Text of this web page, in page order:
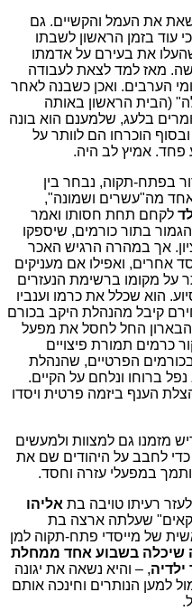
את העמל והקשיים. גם
עוד בזמן הראשון לשבתו
את בעירם על אדמתו
מאז למד לצאת לעבודה
הערבים. ואכן כשבנה לאחר
(הבית הראשון באותה
בלעג, שלמענם הוא בונה
הוכרחו הם לוותר על
פחד. אמיץ לב היה.
בפתח-תקוה, נבחר בין
אחד מה"עשרים ושמונה",
לקחם תחת חסותו ואמר
בתור כורמים, שיספקו
אך במהרה הרגיש האכר
אחרים, ואפילו אם מעניקים
על מקומו ברשימת הנעזרים
הוא שכלל את כרמו וענביו
קיבל מהנהלת היקב בכורם
החל לחסל את מפעל
כרמים תמורת פיצויים
הפרטיים, שהנהלת
ברוחו ונלחם על הקיים.
הענף ביזמה פרטית ויסדו
מזמנו גם למצוות ולמעשים
לחבב על היהודים שם את
במפעלי עזרה וחסד.
רעיתו טויבה בת אליהו
שעלתה ארצה בת
של מייסדי פתח-תקוה למן
שיכלה בשבוע אחד ממחלת
, – והיא נשאה את יגונה
למען הנותרים וחינכה אותם